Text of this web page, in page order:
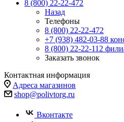
8 (800) 22-22-472
Назад
Телефоны
8 (800) 22-22-472
+7 (938) 482-03-88
8 (800) 22-22-112
Заказать звонок
Контактная информация
Адреса магазинов
shop@polivtorg.ru
Вконтакте